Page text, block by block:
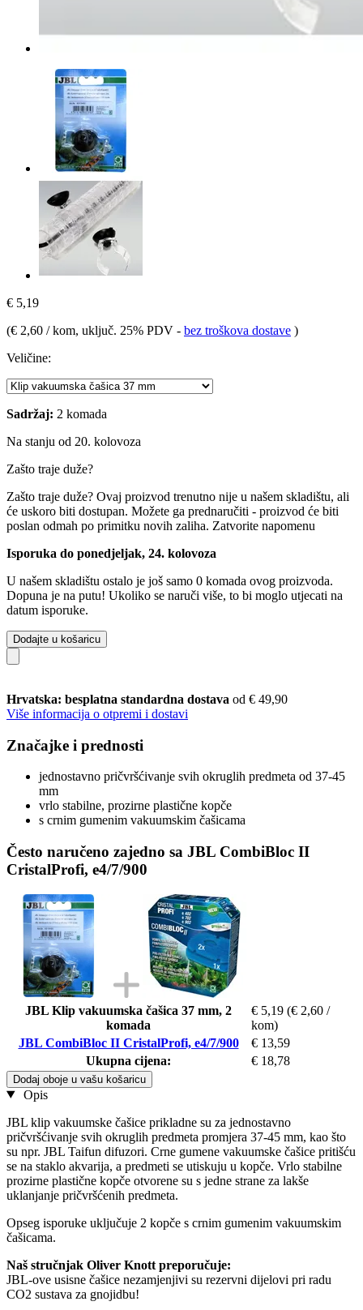
€ 5,19
(€ 2,60 / kom, uključ. 25% PDV - bez troškova dostave )
Veličine:
Sadržaj: 2 komada
Na stanju od 20. kolovoza
Zašto traje duže?
Zašto traje duže? Ovaj proizvod trenutno nije u našem skladištu, ali
će uskoro biti dostupan. Možete ga prednaručiti - proizvod će biti
poslan odmah po primitku novih zaliha. Zatvorite napomenu
Isporuka do ponedjeljak, 24. kolovoza
U našem skladištu ostalo je još samo 0 komada ovog proizvoda.
Dopuna je na putu! Ukoliko se naruči više, to bi moglo utjecati na
datum isporuke.
Dodajte u košaricu
Hrvatska: besplatna standardna dostava od € 49,90
Više informacija o otpremi i dostavi
Značajke i prednosti
jednostavno pričvršćivanje svih okruglih predmeta od 37-45
mm
vrlo stabilne, prozirne plastične kopče
s crnim gumenim vakuumskim čašicama
Često naručeno zajedno sa JBL CombiBloc II
CristalProfi, e4/7/900
JBL Klip vakuumska čašica 37 mm, 2
komada
€ 5,19 (€ 2,60 /
kom)
JBL CombiBloc II CristalProfi, e4/7/900
€ 13,59
Ukupna cijena:
€ 18,78
Dodaj oboje u vašu košaricu
Opis
JBL klip vakuumske čašice prikladne su za jednostavno
pričvršćivanje svih okruglih predmeta promjera 37-45 mm, kao što
su npr. JBL Taifun difuzori. Crne gumene vakuumske čašice pritišću
se na staklo akvarija, a predmeti se utiskuju u kopče. Vrlo stabilne
prozirne plastične kopče otvorene su s jedne strane za lakše
uklanjanje pričvršćenih predmeta.
Opseg isporuke uključuje 2 kopče s crnim gumenim vakuumskim
čašicama.
Naš stručnjak Oliver Knott preporučuje:
JBL-ove usisne čašice nezamjenjivi su rezervni dijelovi pri radu
CO2 sustava za gnojidbu!